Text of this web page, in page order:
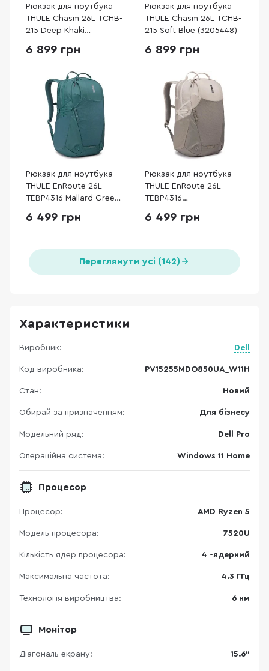
Рюкзак для ноутбука
THULE Chasm 26L TCHB-
215 Deep Khaki
6 899 грн
Рюкзак для ноутбука
THULE Chasm 26L TCHB-
215 Soft Blue (3205448)
6 899 грн
Рюкзак для ноутбука
THULE EnRoute 26L
TEBP4316 Mallard Green
6 499 грн
Рюкзак для ноутбука
THULE EnRoute 26L
TEBP4316
(3204848)
6 499 грн
Переглянути усі (142)
Характеристики
Виробник: Dell
Код виробника: PV15255MDO850UA_W11H
Стан: Новий
Обирай за призначенням: Для бізнесу
Модельний ряд: Dell Pro
Операційна система: Windows 11 Home
Процесор
Процесор: AMD Ryzen 5
Модель процесора: 7520U
Кількість ядер процесора: 4 -ядерний
Максимальна частота: 4.3 ГГц
Технологія виробництва: 6 нм
Монітор
Діагональ екрану: 15.6"